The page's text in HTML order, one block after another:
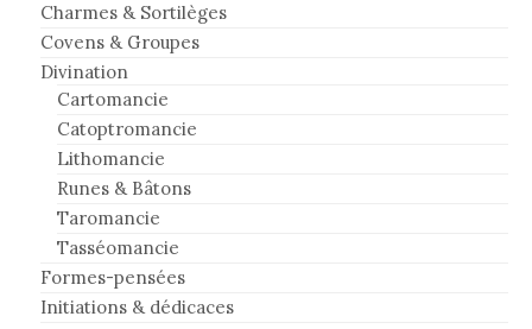
Charmes & Sortilèges
Covens & Groupes
Divination
Cartomancie
Catoptromancie
Lithomancie
Runes & Bâtons
Taromancie
Tasséomancie
Formes-pensées
Initiations & dédicaces